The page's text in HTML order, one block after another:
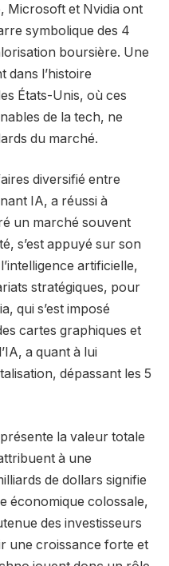
Microsoft et Nvidia ont
symbolique des 4
boursière. Une
dans l’histoire
États-Unis, où ces
de la tech, ne
du marché.
diversifié entre
IA, a réussi à
un marché souvent
s’est appuyé sur son
artificielle,
stratégiques, pour
qui s’est imposé
cartes graphiques et
a quant à lui
dépassant les 5
la valeur totale
à une
de dollars signifie
économique colossale,
des investisseurs
une croissance forte et